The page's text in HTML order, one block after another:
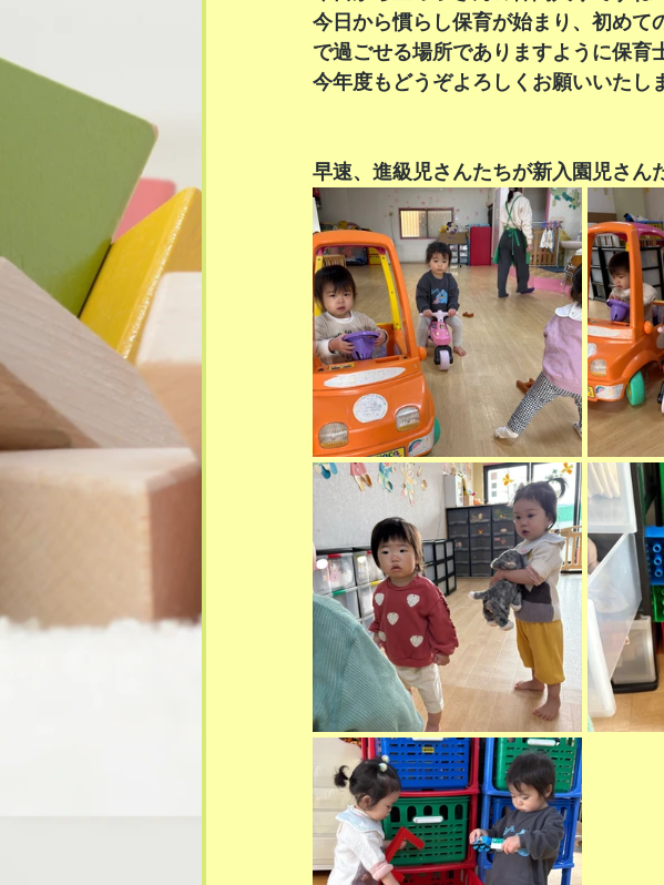
今日から慣らし保育が始まり、初めて
で過ごせる場所でありますように保育
今年度もどうぞよろしくお願いいたし
早速、進級児さんたちが新入園児さん